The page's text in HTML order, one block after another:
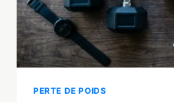
PERTE DE POIDS